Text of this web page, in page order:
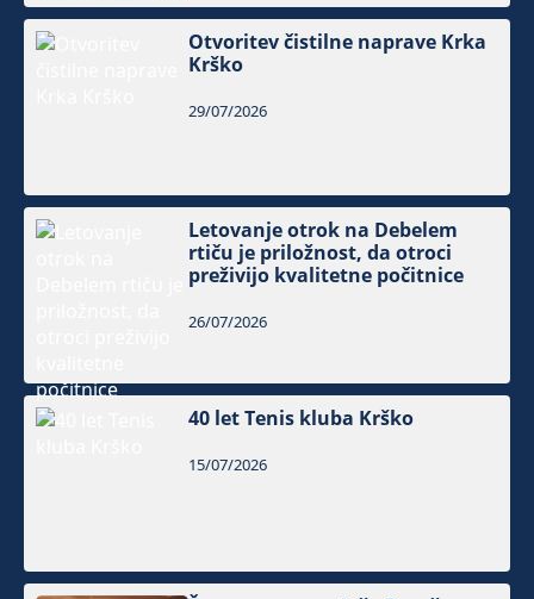
Otvoritev čistilne naprave Krka
Krško
29/07/2026
Letovanje otrok na Debelem
rtiču je priložnost, da otroci
preživijo kvalitetne počitnice
26/07/2026
40 let Tenis kluba Krško
15/07/2026